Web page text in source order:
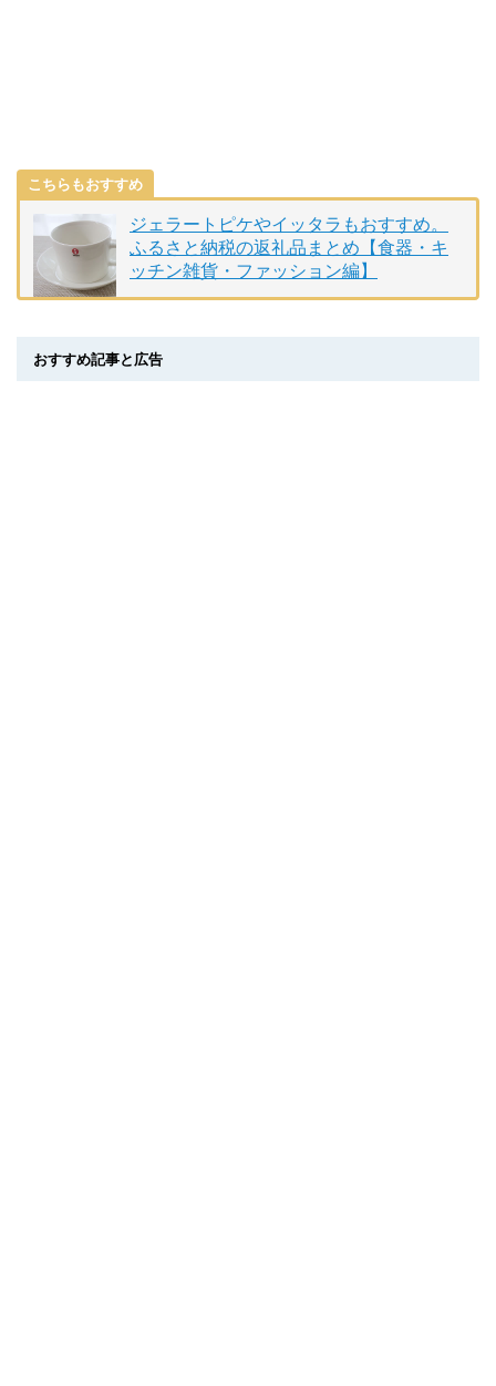
こちらもおすすめ
ジェラートピケやイッタラもおすすめ。
ふるさと納税の返礼品まとめ【食器・キ
ッチン雑貨・ファッション編】
おすすめ記事と広告